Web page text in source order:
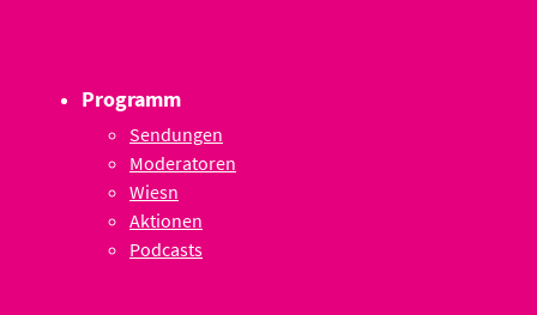
Programm
Sendungen
Moderatoren
Wiesn
Aktionen
Podcasts